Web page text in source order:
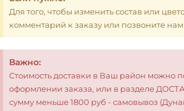
Для того, чтобы изменить состав или
комментарий к заказу или позвоните нам
Важно:
Стоимость доставки в Ваш район можно
оформлении заказа, или в разделе
сумму меньше 1800 руб - самовывоз